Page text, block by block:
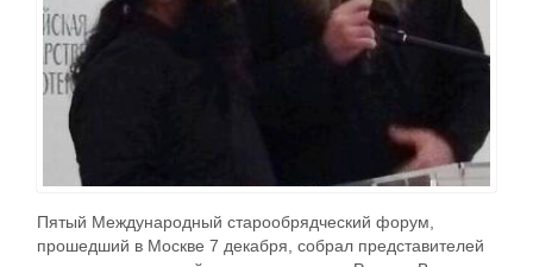
Пятый Международный старообрядческий форум,
прошедший в Москве 7 декабря, собрал представителей